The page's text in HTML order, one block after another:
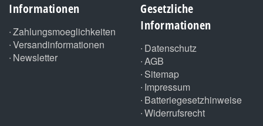
Informationen
Zahlungsmoeglichkeiten
Versandinformationen
Newsletter
Gesetzliche
Informationen
Datenschutz
AGB
Sitemap
Impressum
Batteriegesetzhinweise
Widerrufsrecht